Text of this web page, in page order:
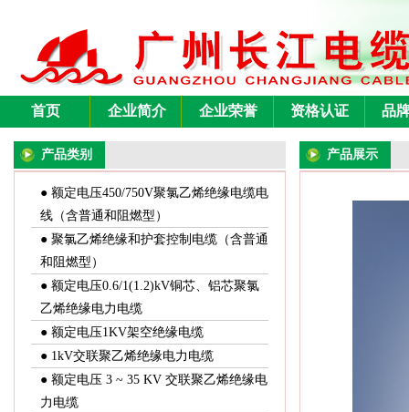
首页 企业简介 企业荣誉 资格认证 品
产品类别
● 额定电压450/750V聚氯乙烯绝缘电缆电
线（含普通和阻燃型）
● 聚氯乙烯绝缘和护套控制电缆（含普通
和阻燃型）
● 额定电压0.6/1(1.2)kV铜芯、铝芯聚氯
乙烯绝缘电力电缆
● 额定电压1KV架空绝缘电缆
● 1kV交联聚乙烯绝缘电力电缆
● 额定电压 3 ~ 35 KV 交联聚乙烯绝缘电
力电缆
产品展示